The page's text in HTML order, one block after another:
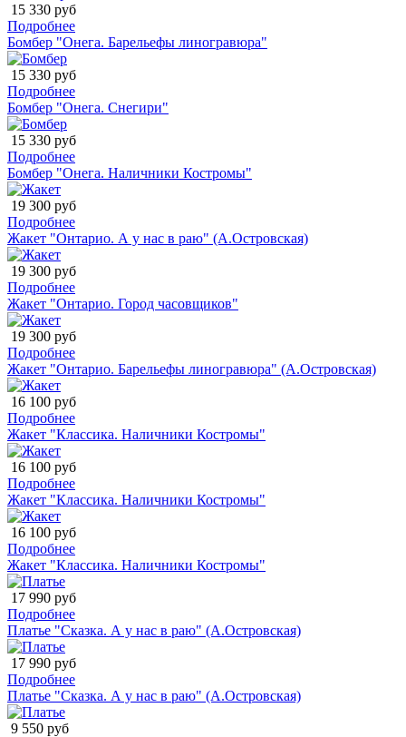
15 330 руб
Подробнее
Бомбер "Онега. Барельефы линогравюра"
15 330 руб
Подробнее
Бомбер "Онега. Снегири"
15 330 руб
Подробнее
Бомбер "Онега. Наличники Костромы"
19 300 руб
Подробнее
Жакет "Онтарио. А у нас в раю" (А.Островская)
19 300 руб
Подробнее
Жакет "Онтарио. Город часовщиков"
19 300 руб
Подробнее
Жакет "Онтарио. Барельефы линогравюра" (А.Островская)
16 100 руб
Подробнее
Жакет "Классика. Наличники Костромы"
16 100 руб
Подробнее
Жакет "Классика. Наличники Костромы"
16 100 руб
Подробнее
Жакет "Классика. Наличники Костромы"
17 990 руб
Подробнее
Платье "Сказка. А у нас в раю" (А.Островская)
17 990 руб
Подробнее
Платье "Сказка. А у нас в раю" (А.Островская)
9 550 руб